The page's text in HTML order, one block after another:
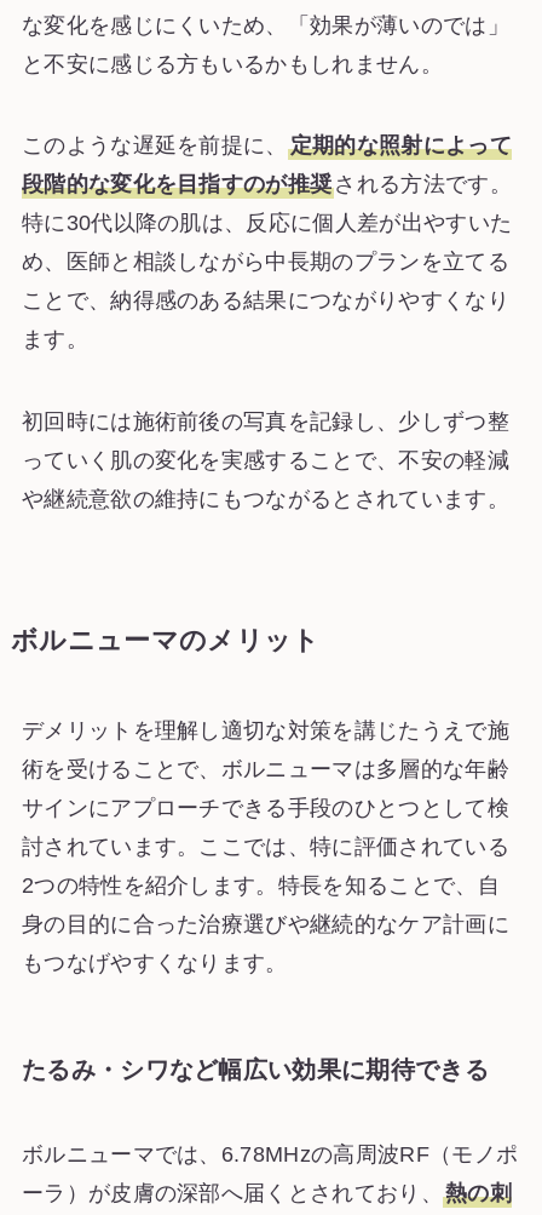
な変化を感じにくいため、「効果が薄いのでは」
と不安に感じる方もいるかもしれません。
このような遅延を前提に、 定期的な照射によって
段階的な変化を目指すのが推奨される方法です。
特に30代以降の肌は、反応に個人差が出やすいた
め、医師と相談しながら中長期のプランを立てる
ことで、納得感のある結果につながりやすくなり
ます。
初回時には施術前後の写真を記録し、少しずつ整
っていく肌の変化を実感することで、不安の軽減
や継続意欲の維持にもつながるとされています。
ボルニューマのメリット
デメリットを理解し適切な対策を講じたうえで施
術を受けることで、ボルニューマは多層的な年齢
サインにアプローチできる手段のひとつとして検
討されています。ここでは、特に評価されている
2つの特性を紹介します。特長を知ることで、自
身の目的に合った治療選びや継続的なケア計画に
もつなげやすくなります。
たるみ・シワなど幅広い効果に期待できる
ボルニューマでは、6.78MHzの高周波RF（モノポ
ーラ）が皮膚の深部へ届くとされており、熱の刺